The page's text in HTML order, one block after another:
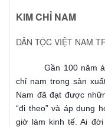
KIM CHỈ NAM
DÂN TỘC VIỆT NAM
Gần 100 năm
chỉ nam trong sản
Nam đã đạt được
“đi theo” và áp dụng
giờ làm kinh tế. Ai